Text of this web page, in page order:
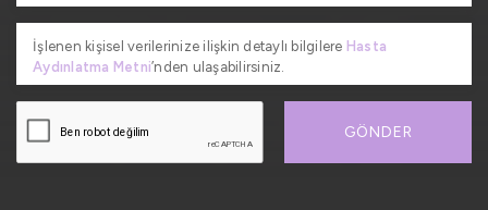
İşlenen kişisel verilerinize ilişkin detaylı bilgilere Hasta
Aydınlatma Metni’nden ulaşabilirsiniz.
GÖNDER